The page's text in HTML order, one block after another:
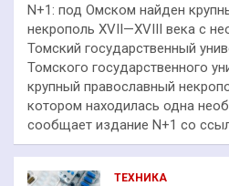
N+1: под Омском найден
некрополь XVII—XVIII века с
Томский государственный
Томского государственного
крупный православный
котором находилась одна
сообщает издание N+1 со
ТЕХНИКА